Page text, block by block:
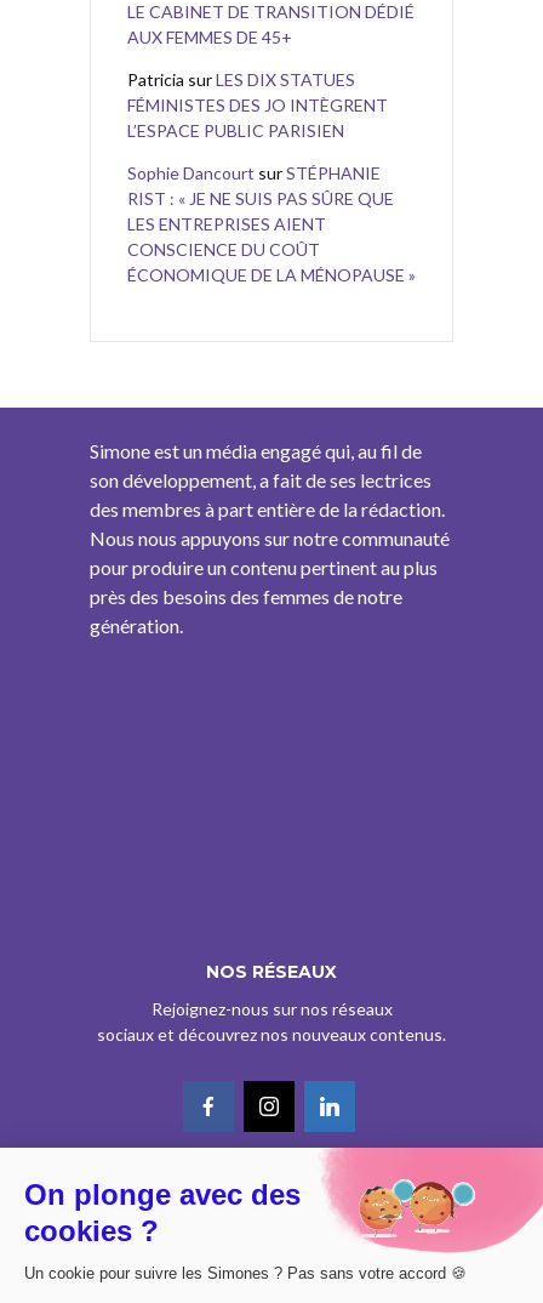
LE CABINET DE TRANSITION DÉDIÉ
AUX FEMMES DE 45+
Patricia surLES DIX STATUES
FÉMINISTES DES JO INTÈGRENT
L’ESPACE PUBLIC PARISIEN
Sophie Dancourt surSTÉPHANIE
RIST : « JE NE SUIS PAS SÛRE QUE
LES ENTREPRISES AIENT
CONSCIENCE DU COÛT
ÉCONOMIQUE DE LA MÉNOPAUSE »
Simone est un média engagé qui, au fil de
son développement, a fait de ses lectrices
des membres à part entière de la rédaction.
Nous nous appuyons sur notre communauté
pour produire un contenu pertinent au plus
près des besoins des femmes de notre
génération.
NOS RÉSEAUX
Rejoignez-nous sur nos réseaux
sociaux et découvrez nos nouveaux contenus.
© CE SITE EST AGRÉÉ COMME SERVICE DE PRESSE EN LIGNE PAR LA
CPPAP SOUS LE N° 0626 Z 93934 (IPG ART.39BISA CGI)
On plonge avec des
cookies ?
Un cookie pour suivre les Simones ? Pas sans votre accord 🍪